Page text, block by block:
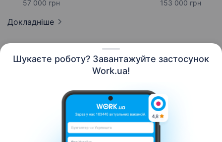
Шукаєте роботу? Завантажуйте застосунок
Work.ua!
57 000 грн 153 000 грн
Докладніше